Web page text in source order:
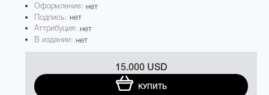
Оформление:нет
Подпись:нет
Аттрибуция:нет
В издании:нет
15.000 USD
КУПИТЬ